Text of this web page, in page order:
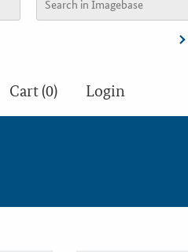
Cart (0) Login